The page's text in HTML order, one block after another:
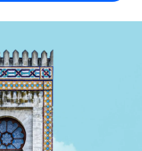
委託
ームレスに統合する
ルなグローバルHR・給与処理ソ
ューションでチームを拡大する
、通貨オプションと支払スピー